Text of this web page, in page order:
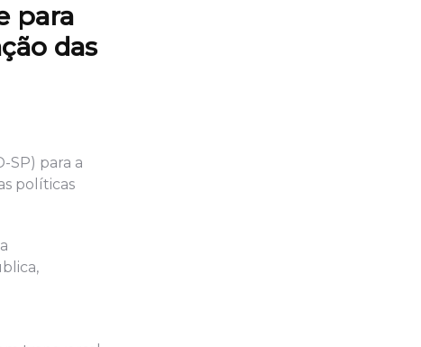
para
das
SP) para a
políticas